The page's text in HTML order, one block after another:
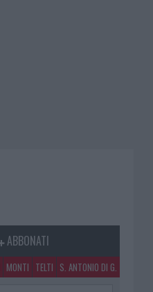
ABBONATI
MONTI TELTI S. ANTONIO DI G.